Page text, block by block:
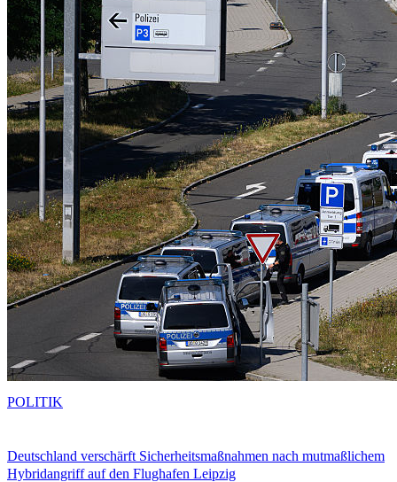
Deutschland verschärft Sicherheitsmaßnahmen nach mutmaßlichem
Hybridangriff auf den Flughafen Leipzig
POLITIK